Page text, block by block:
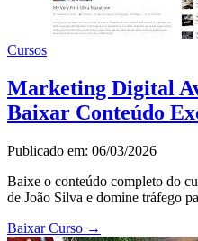
Cursos
Marketing Digital
Baixar Conteúdo
Publicado em: 06/03/2026
Baixe o conteúdo completo do
de João Silva e domine tráfego
Baixar Curso →